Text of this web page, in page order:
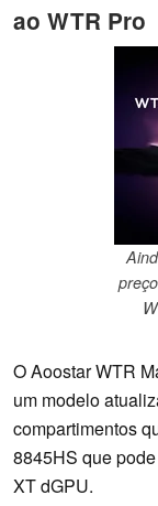
ao WTR Pro
O Aoostar WTR
um modelo
compartimentos
8845HS que
XT dGPU.